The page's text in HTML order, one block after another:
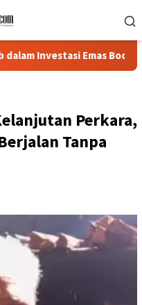
Diduga Tipu
Perkara,
Tanpa